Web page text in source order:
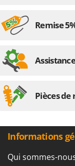
Remise
Pièces de
Informations
Qui sommes-